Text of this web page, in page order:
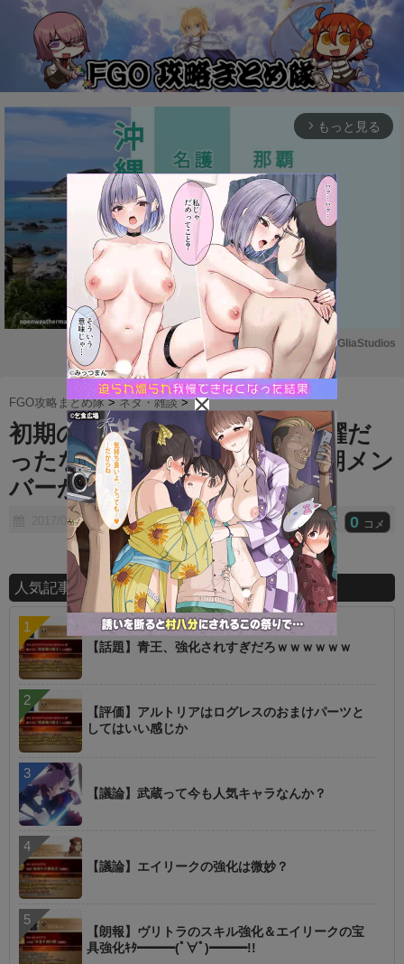
arrow_forward_ios もっと見る
M
u
t
e
Powered by GliaStudios
FGO攻略まとめ隊 >ネタ・雑談 >
初期のFGOはジャンヌが大活躍だ
ったな！→我がカルデアの初期メン
バーがコチラ
2017/06/27 0 コメ
人気記事ランキング
【話題】青王、強化されすぎだろｗｗｗｗｗｗ
【評価】アルトリアはログレスのおまけパーツと
してはいい感じか
【議論】武蔵って今も人気キャラなんか？
【議論】エイリークの強化は微妙？
【朗報】ヴリトラのスキル強化＆エイリークの宝
具強化ｷﾀ━━━(ﾟ∀ﾟ)━━━!!